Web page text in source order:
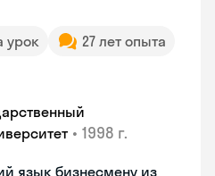
урок
27 лет опыта
• 1998 г.
язык бизнесмену из